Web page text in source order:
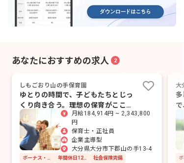
あなたにおすすめの求人 2
しもごおり山の手保育園
ゆとりの時間で、子どもたちとじっ
くり向き合う。理想の保育がここに
あります。
月給184,914円 ~ 2,343,800
円
保育士・正社員
企業主導型
大分県大分市下郡山の手13-4
社会保険完備
大